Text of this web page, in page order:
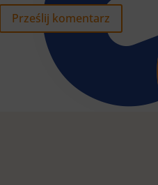
Prześlij komentarz